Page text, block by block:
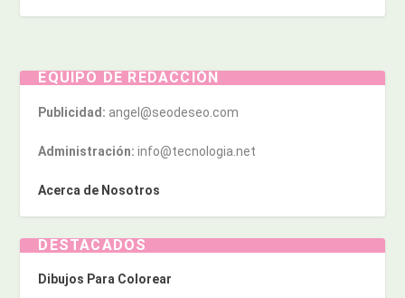
EQUIPO DE REDACCIÓN
Publicidad: angel@seodeseo.com
Administración: info@tecnologia.net
Acerca de Nosotros
DESTACADOS
Dibujos Para Colorear